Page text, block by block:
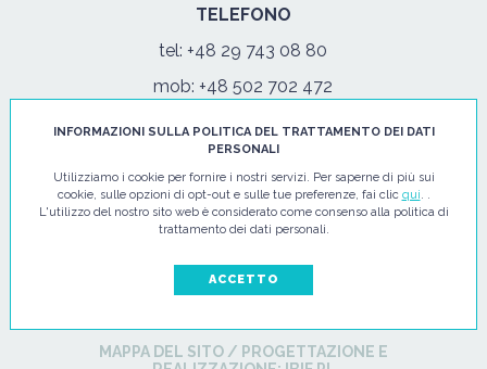
TELEFONO
tel: +48 29 743 08 80
mob: +48 502 702 472
Lun - Venerdì: 08:00-17:00
E-MAIL
info@hi-tec24.pl
MAPPA DEL SITO / PROGETTAZIONE E
INFORMAZIONI SULLA POLITICA DEL TRATTAMENTO DEI DATI
PERSONALI
Utilizziamo i cookie per fornire i nostri servizi. Per saperne di più sui
cookie, sulle opzioni di opt-out e sulle tue preferenze, fai clic qui. .
L'utilizzo del nostro sito web è considerato come consenso alla politica di
trattamento dei dati personali.
ACCETTO